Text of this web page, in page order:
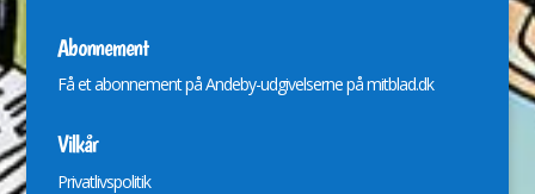
Abonnement
Få et abonnement på Andeby-udgivelserne påmitblad.dk
Vilkår
Privatlivspolitik